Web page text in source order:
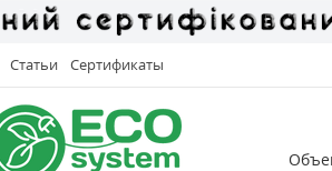
Статьи Сертификаты